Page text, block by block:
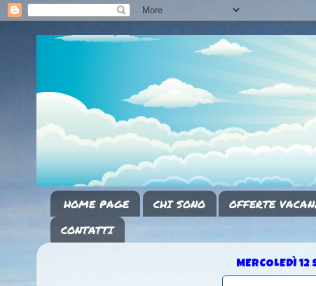
HOME PAGE CHI SONO OFFERTE
CONTATTI
MERCOLEDÌ